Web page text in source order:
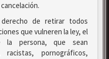
de retirar todos
que vulneren la ley, el
persona, que sean
racistas, pornográficos,